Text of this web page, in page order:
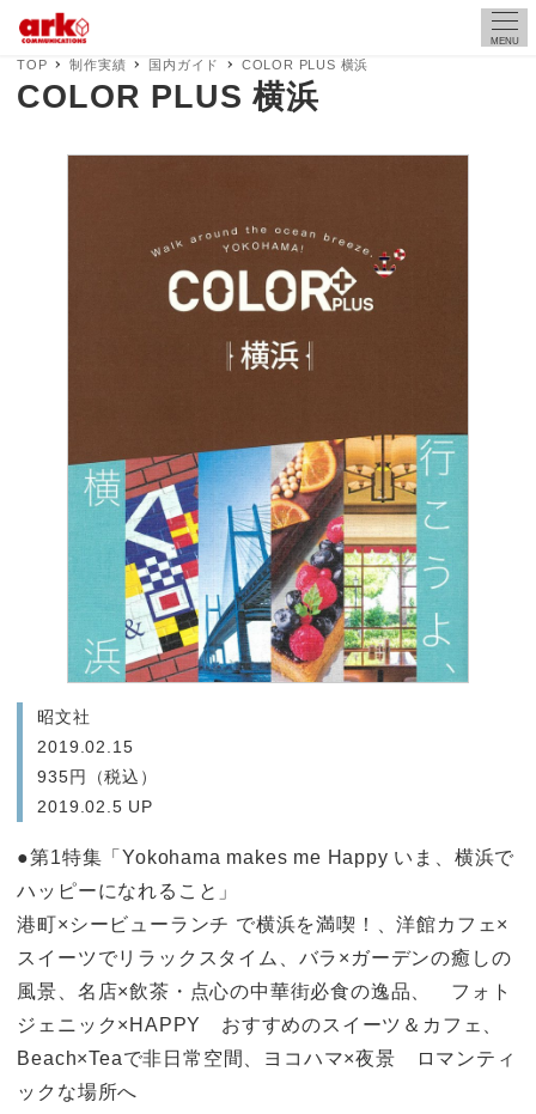
MENU
TOP 制作実績 国内ガイド COLOR PLUS 横浜
COLOR PLUS 横浜
昭文社
2019.02.15
935円（税込）
2019.02.5 UP
●第1特集「Yokohama makes me Happy いま、横浜で
ハッピーになれること」
港町×シービューランチ で横浜を満喫！、洋館カフェ×
スイーツでリラックスタイム、バラ×ガーデンの癒しの
風景、名店×飲茶・点心の中華街必食の逸品、 フォト
ジェニック×HAPPY おすすめのスイーツ＆カフェ、
Beach×Teaで非日常空間、ヨコハマ×夜景 ロマンティ
ックな場所へ